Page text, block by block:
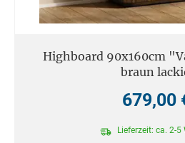
Highboard 90x160cm
braun
679,00
Lieferzeit: ca. 2-5